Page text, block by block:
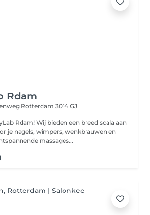
Rdam
Rotterdam 3014 GJ
Rdam! Wij bieden een breed scala aan
je nagels, wimpers, wenkbrauwen en
massages...